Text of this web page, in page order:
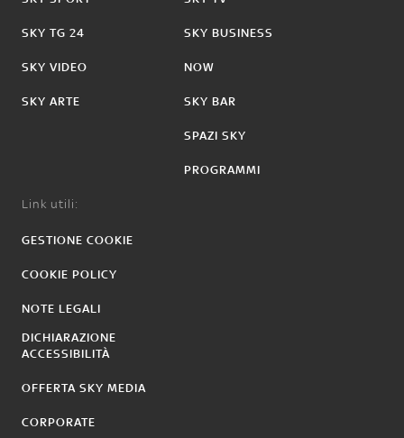
SKY TG 24
SKY VIDEO
SKY ARTE
SKY BUSINESS
NOW
SKY BAR
SPAZI SKY
PROGRAMMI
Link utili:
GESTIONE COOKIE
COOKIE POLICY
NOTE LEGALI
DICHIARAZIONE
ACCESSIBILITÀ
OFFERTA SKY MEDIA
CORPORATE